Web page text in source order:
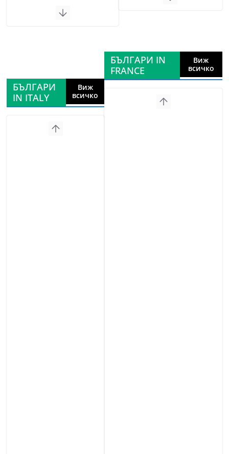
БЪЛГАРИ
IN ITALY
Виж
всичко
БЪЛГАРИ IN
FRANCE
Виж
всичко